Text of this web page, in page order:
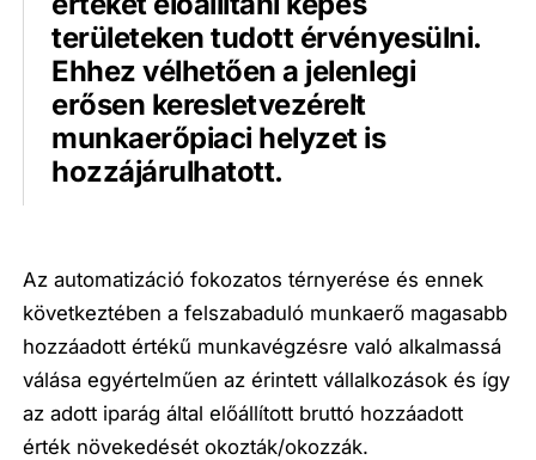
területeken tudott érvényesülni.
Ehhez vélhetően a jelenlegi
erősen keresletvezérelt
munkaerőpiaci helyzet is
hozzájárulhatott.
Azautomatizáció fokozatos térnyerése és ennek
következtében a felszabaduló munkaerő magasabb
hozzáadott értékű munkavégzésre való alkalmassá
válásaegyértelműen az érintett vállalkozások és így
az adott iparág által előállított bruttó hozzáadott
érték növekedését okozták/okozzák.